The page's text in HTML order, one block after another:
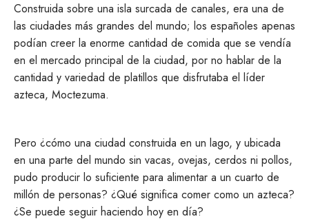
Construida sobre una isla surcada de canales, era una de
las ciudades más grandes del mundo; los españoles apenas
podían creer la enorme cantidad de comida que se vendía
en el mercado principal de la ciudad, por no hablar de la
cantidad y variedad de platillos que disfrutaba el líder
azteca, Moctezuma.
Pero ¿cómo una ciudad construida en un lago, y ubicada
en una parte del mundo sin vacas, ovejas, cerdos ni pollos,
pudo producir lo suficiente para alimentar a un cuarto de
millón de personas? ¿Qué significa comer como un azteca?
¿Se puede seguir haciendo hoy en día?